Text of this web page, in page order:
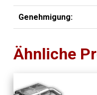
Genehmigung:
Ähnliche